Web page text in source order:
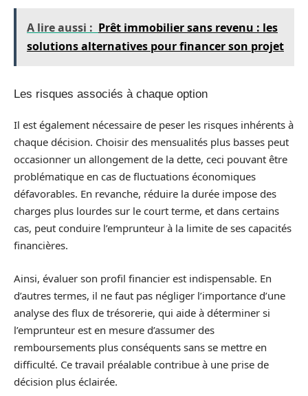
A lire aussi : Prêt immobilier sans revenu : les
solutions alternatives pour financer son projet
Les risques associés à chaque option
Il est également nécessaire de peser les risques inhérents à
chaque décision. Choisir des mensualités plus basses peut
occasionner un allongement de la dette, ceci pouvant être
problématique en cas de fluctuations économiques
défavorables. En revanche, réduire la durée impose des
charges plus lourdes sur le court terme, et dans certains
cas, peut conduire l’emprunteur à la limite de ses capacités
financières.
Ainsi, évaluer son profil financier est indispensable. En
d’autres termes, il ne faut pas négliger l’importance d’une
analyse des flux de trésorerie, qui aide à déterminer si
l’emprunteur est en mesure d’assumer des
remboursements plus conséquents sans se mettre en
difficulté. Ce travail préalable contribue à une prise de
décision plus éclairée.